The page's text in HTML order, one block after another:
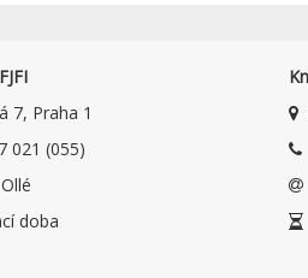
7, Praha 1
021 (055)
doba